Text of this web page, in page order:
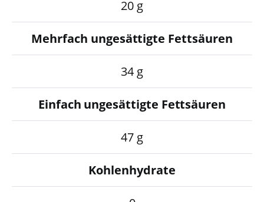
20 g
Mehrfach ungesättigte Fettsäuren
34 g
Einfach ungesättigte Fettsäuren
47 g
Kohlenhydrate